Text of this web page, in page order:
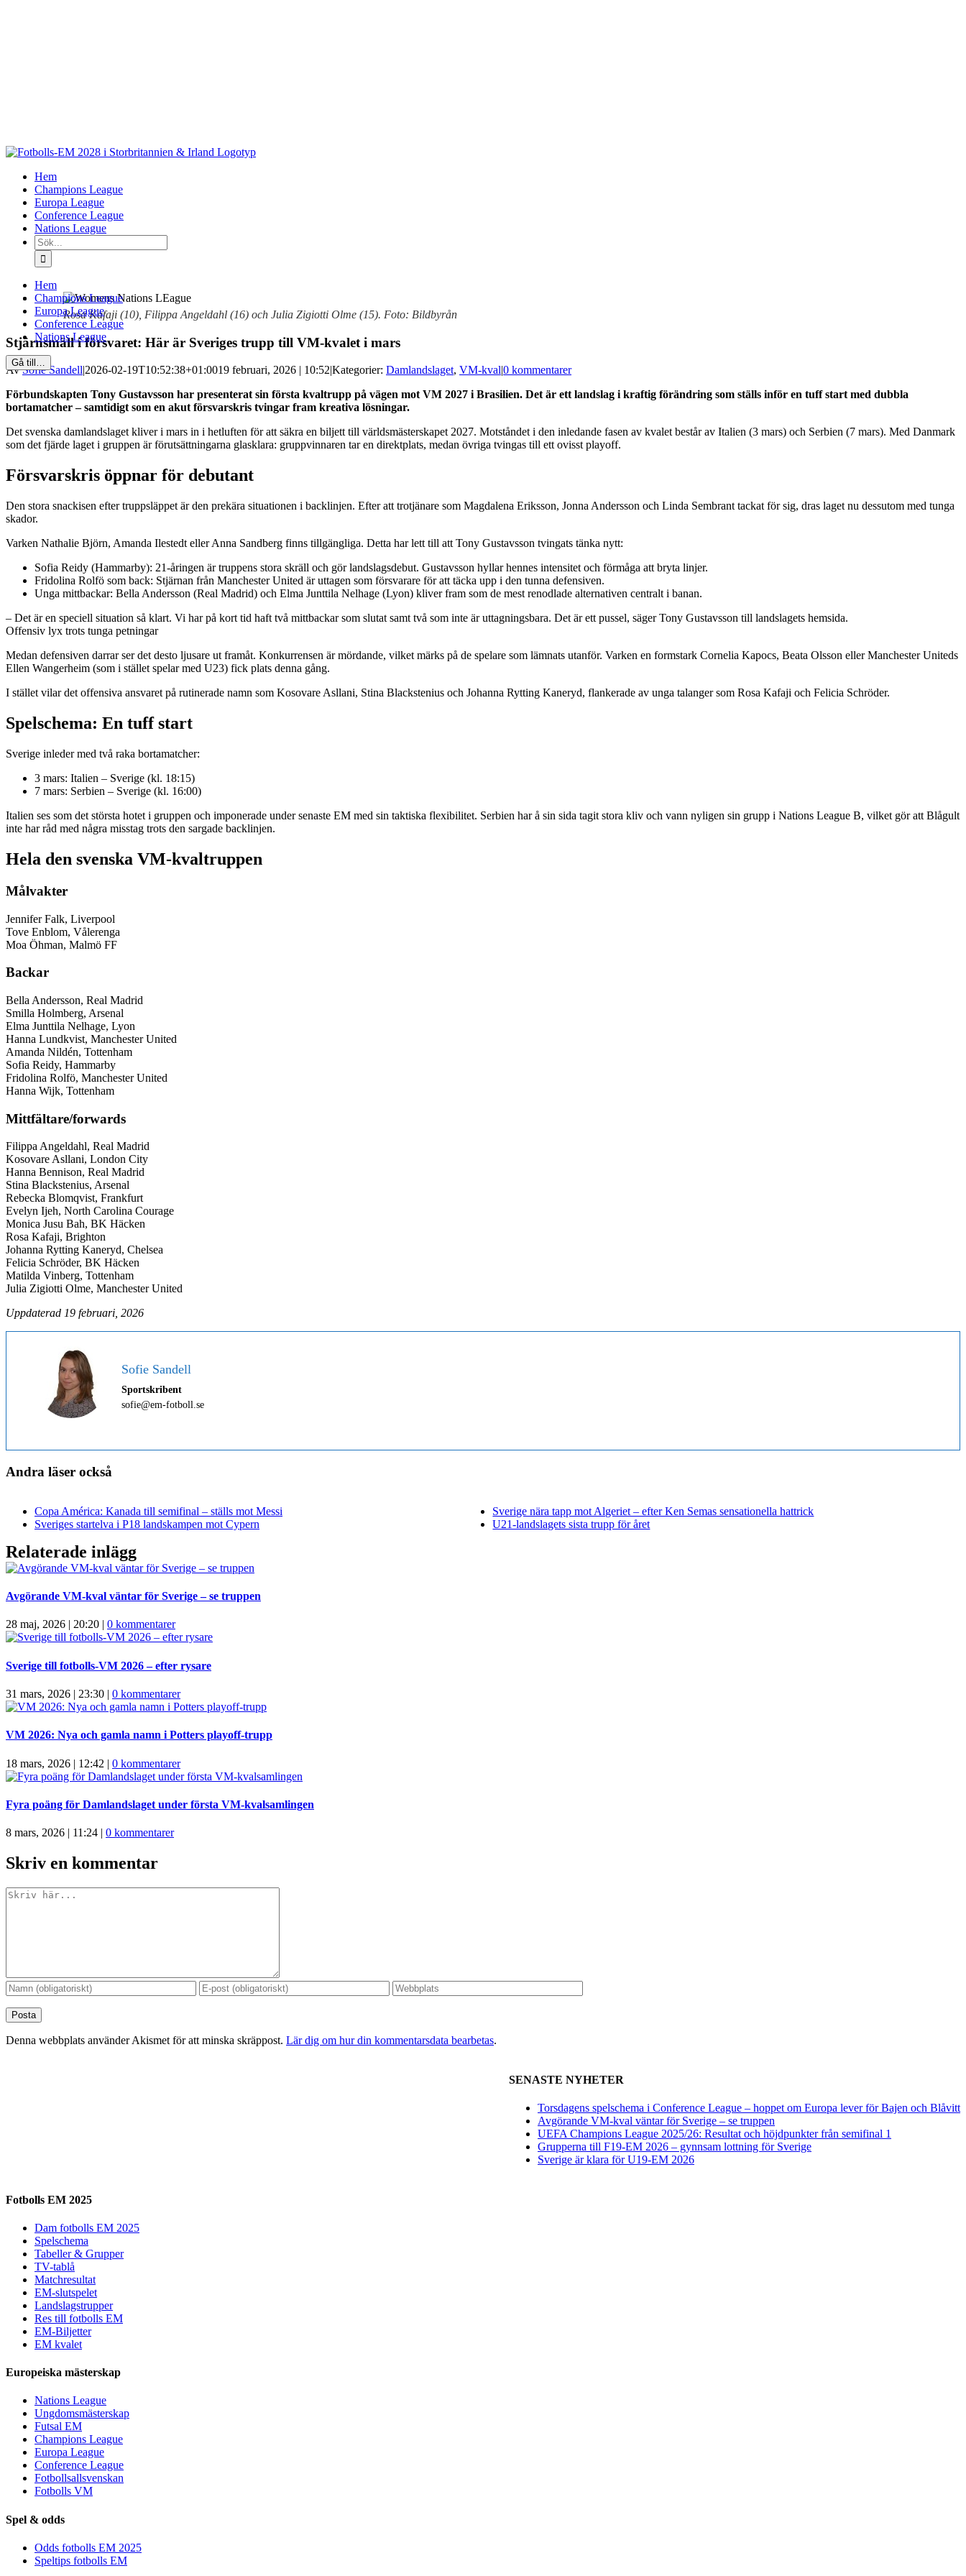
Hem
Champions League
Europa League
Conference League
Nations League
Sök
efter:
Hem
Champions League
Europa League
Conference League
Nations League
Gå till…
Rosa Kafaji (10), Filippa Angeldahl (16) och Julia Zigiotti Olme (15). Foto: Bildbyrån
Stjärnsmäll i försvaret: Här är Sveriges trupp till VM-kvalet i mars
AvSofie Sandell|2026-02-19T10:52:38+01:0019 februari, 2026 | 10:52|Kategorier: Damlandslaget, VM-kval|0 kommentarer
Förbundskapten Tony Gustavsson har presenterat sin första kvaltrupp på vägen mot VM 2027 i Brasilien. Det är ett landslag i kraftig förändring som ställs inför en tuff start med dubbla
bortamatcher – samtidigt som en akut försvarskris tvingar fram kreativa lösningar.
Det svenska damlandslaget kliver i mars in i hetluften för att säkra en biljett till världsmästerskapet 2027. Motståndet i den inledande fasen av kvalet består av Italien (3 mars) och Serbien (7 mars). Med Danmark
som det fjärde laget i gruppen är förutsättningarna glasklara: gruppvinnaren tar en direktplats, medan övriga tvingas till ett ovisst playoff.
Försvarskris öppnar för debutant
Den stora snackisen efter truppsläppet är den prekära situationen i backlinjen. Efter att trotjänare som Magdalena Eriksson, Jonna Andersson och Linda Sembrant tackat för sig, dras laget nu dessutom med tunga
skador.
Varken Nathalie Björn, Amanda Ilestedt eller Anna Sandberg finns tillgängliga. Detta har lett till att Tony Gustavsson tvingats tänka nytt:
Sofia Reidy (Hammarby): 21-åringen är truppens stora skräll och gör landslagsdebut. Gustavsson hyllar hennes intensitet och förmåga att bryta linjer.
Fridolina Rolfö som back: Stjärnan från Manchester United är uttagen som försvarare för att täcka upp i den tunna defensiven.
Unga mittbackar: Bella Andersson (Real Madrid) och Elma Junttila Nelhage (Lyon) kliver fram som de mest renodlade alternativen centralt i banan.
– Det är en speciell situation så klart. Vi har på kort tid haft två mittbackar som slutat samt två som inte är uttagningsbara. Det är ett pussel, säger Tony Gustavsson till landslagets hemsida.
Offensiv lyx trots tunga petningar
Medan defensiven darrar ser det desto ljusare ut framåt. Konkurrensen är mördande, vilket märks på de spelare som lämnats utanför. Varken en formstark Cornelia Kapocs, Beata Olsson eller Manchester Uniteds
Ellen Wangerheim (som i stället spelar med U23) fick plats denna gång.
I stället vilar det offensiva ansvaret på rutinerade namn som Kosovare Asllani, Stina Blackstenius och Johanna Rytting Kaneryd, flankerade av unga talanger som Rosa Kafaji och Felicia Schröder.
Spelschema: En tuff start
Sverige inleder med två raka bortamatcher:
3 mars: Italien – Sverige (kl. 18:15)
7 mars: Serbien – Sverige (kl. 16:00)
Italien ses som det största hotet i gruppen och imponerade under senaste EM med sin taktiska flexibilitet. Serbien har å sin sida tagit stora kliv och vann nyligen sin grupp i Nations League B, vilket gör att Blågult
inte har råd med några misstag trots den sargade backlinjen.
Hela den svenska VM-kvaltruppen
Målvakter
Jennifer Falk, Liverpool
Tove Enblom, Vålerenga
Moa Öhman, Malmö FF
Backar
Bella Andersson, Real Madrid
Smilla Holmberg, Arsenal
Elma Junttila Nelhage, Lyon
Hanna Lundkvist, Manchester United
Amanda Nildén, Tottenham
Sofia Reidy, Hammarby
Fridolina Rolfö, Manchester United
Hanna Wijk, Tottenham
Mittfältare/forwards
Filippa Angeldahl, Real Madrid
Kosovare Asllani, London City
Hanna Bennison, Real Madrid
Stina Blackstenius, Arsenal
Rebecka Blomqvist, Frankfurt
Evelyn Ijeh, North Carolina Courage
Monica Jusu Bah, BK Häcken
Rosa Kafaji, Brighton
Johanna Rytting Kaneryd, Chelsea
Felicia Schröder, BK Häcken
Matilda Vinberg, Tottenham
Julia Zigiotti Olme, Manchester United
Uppdaterad 19 februari, 2026
Sofie Sandell
Sportskribent
sofie@em-fotboll.se
Andra läser också
Copa América: Kanada till semifinal – ställs mot Messi
Sveriges startelva i P18 landskampen mot Cypern
Sverige nära tapp mot Algeriet – efter Ken Semas sensationella hattrick
U21-landslagets sista trupp för året
Relaterade inlägg
Avgörande VM-kval väntar för Sverige – se truppen
28 maj, 2026 | 20:20 | 0 kommentarer
Sverige till fotbolls-VM 2026 – efter rysare
31 mars, 2026 | 23:30 | 0 kommentarer
VM 2026: Nya och gamla namn i Potters playoff-trupp
18 mars, 2026 | 12:42 | 0 kommentarer
Fyra poäng för Damlandslaget under första VM-kvalsamlingen
8 mars, 2026 | 11:24 | 0 kommentarer
Skriv en kommentar
Kommentar
Denna webbplats använder Akismet för att minska skräppost. Lär dig om hur din kommentarsdata bearbetas.
SENASTE NYHETER
Torsdagens spelschema i Conference League – hoppet om Europa lever för Bajen och Blåvitt
Avgörande VM-kval väntar för Sverige – se truppen
UEFA Champions League 2025/26: Resultat och höjdpunkter från semifinal 1
Grupperna till F19-EM 2026 – gynnsam lottning för Sverige
Sverige är klara för U19-EM 2026
Fotbolls EM 2025
Dam fotbolls EM 2025
Spelschema
Tabeller & Grupper
TV-tablå
Matchresultat
EM-slutspelet
Landslagstrupper
Res till fotbolls EM
EM-Biljetter
EM kvalet
Europeiska mästerskap
Nations League
Ungdomsmästerskap
Futsal EM
Champions League
Europa League
Conference League
Fotbollsallsvenskan
Fotbolls VM
Spel & odds
Odds fotbolls EM 2025
Speltips fotbolls EM